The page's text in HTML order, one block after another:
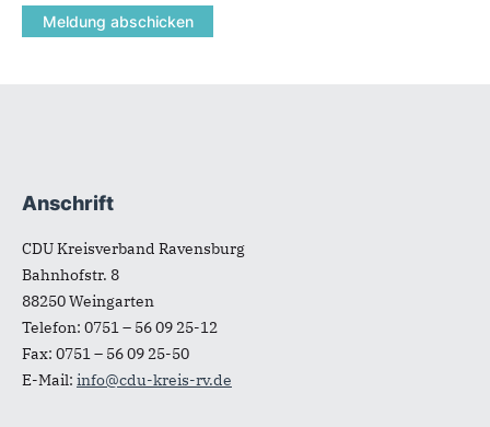
Fußbereich
Anschrift
CDU Kreisverband Ravensburg
Bahnhofstr. 8
88250Weingarten
Telefon: 0751 – 56 09 25-12
Fax: 0751 – 56 09 25-50
E-Mail: info@cdu-kreis-rv.de